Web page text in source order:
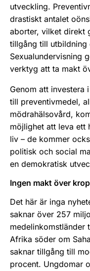
utveckling.
drastiskt antalet
aborter, vilket direkt
tillgång till utbildning
Sexualundervisning
verktyg att ta makt
Genom att investera
till preventivmedel,
mödrahälsovård,
möjlighet att leva ett
liv – de kommer
politisk och social
en demokratisk
Ingen makt över
Det här är inga
saknar över 257
medelinkomstländer
Afrika söder om
saknar tillgång till
procent. Ungdomar